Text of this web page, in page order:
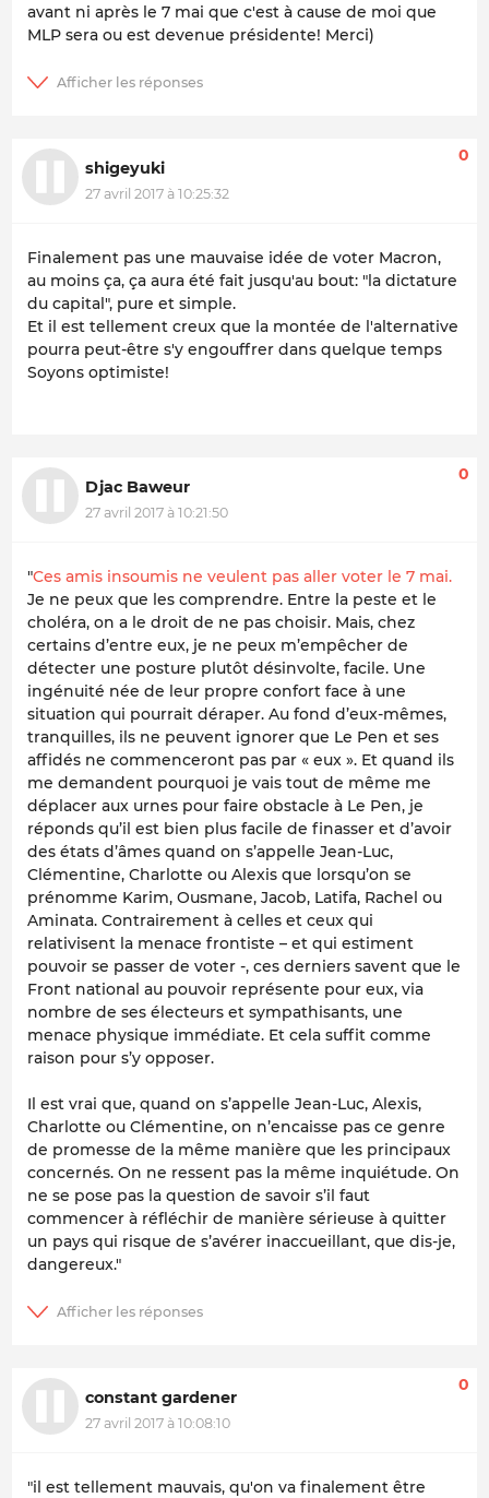
avant ni après le 7 mai que c'est à cause de moi que
MLP sera ou est devenue présidente! Merci)
shigeyuki
27 avril 2017 à 10:25:32
0
Finalement pas une mauvaise idée de voter Macron,
au moins ça, ça aura été fait jusqu'au bout: "la dictature
du capital", pure et simple.
Et il est tellement creux que la montée de l'alternative
pourra peut-être s'y engouffrer dans quelque temps
Soyons optimiste!
Djac Baweur
27 avril 2017 à 10:21:50
0
"Ces amis insoumis ne veulent pas aller voter le 7 mai.
Je ne peux que les comprendre. Entre la peste et le
choléra, on a le droit de ne pas choisir. Mais, chez
certains d’entre eux, je ne peux m’empêcher de
détecter une posture plutôt désinvolte, facile. Une
ingénuité née de leur propre confort face à une
situation qui pourrait déraper. Au fond d’eux-mêmes,
tranquilles, ils ne peuvent ignorer que Le Pen et ses
affidés ne commenceront pas par « eux ». Et quand ils
me demandent pourquoi je vais tout de même me
déplacer aux urnes pour faire obstacle à Le Pen, je
réponds qu’il est bien plus facile de finasser et d’avoir
des états d’âmes quand on s’appelle Jean-Luc,
Clémentine, Charlotte ou Alexis que lorsqu’on se
prénomme Karim, Ousmane, Jacob, Latifa, Rachel ou
Aminata. Contrairement à celles et ceux qui
relativisent la menace frontiste – et qui estiment
pouvoir se passer de voter -, ces derniers savent que le
Front national au pouvoir représente pour eux, via
nombre de ses électeurs et sympathisants, une
menace physique immédiate. Et cela suffit comme
raison pour s’y opposer.
Il est vrai que, quand on s’appelle Jean-Luc, Alexis,
Charlotte ou Clémentine, on n’encaisse pas ce genre
de promesse de la même manière que les principaux
concernés. On ne ressent pas la même inquiétude. On
ne se pose pas la question de savoir s’il faut
commencer à réfléchir de manière sérieuse à quitter
un pays qui risque de s’avérer inaccueillant, que dis-je,
dangereux."
constant gardener
27 avril 2017 à 10:08:10
0
"il est tellement mauvais, qu'on va finalement être